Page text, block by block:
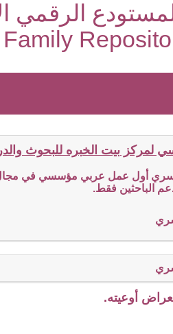
الرقمي
لمركز بيت الخبره للبحوث
أول عمل عربي مؤسسي في مجال
الباحثين فقط.
أوعيته.